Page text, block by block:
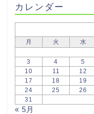
カレンダー
月
火 水
3
4 5
10
11 12
17
18 19
24
25 26
31
« 5月